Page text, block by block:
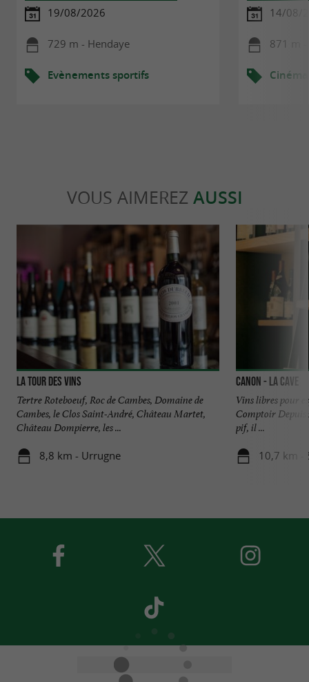
19/08/2026
729 m - Hendaye
Evènements sportifs
14/08/
871 m
Cinéma
VOUS AIMEREZ AUSSI
La Tour des Vins
Tertre Roteboeuf, Roc de Cambes, Domaine de
Cambes, le Clos Saint-André, Château Martet,
Château Dompierre, les ...
8,8 km - Urrugne
Canon - La Cave
Vins libres pour
Comptoir Depuis
pif, il ...
10,7 km -